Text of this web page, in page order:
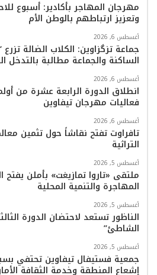
مهرجان المهاجر بأكادير: أسبوع
وتعزيز ارتباطهم بالوطن الأم
أغسطس 6, 2026
جماعة تزگزاوين: الكلاب الضالة
الساكنة والجماعة مطالبة بالتدخل
أغسطس 6, 2026
انطلاق الدورة الرابعة عشرة من
فعاليات مهرجان تيفاوين
أغسطس 6, 2026
تافراوت تفتح نقاشاً حول تثمين
التراثية
أغسطس 5, 2026
ملتقى «تاروا تمازيغت» بأملن
المهاجرة والتنمية المحلية
أغسطس 5, 2026
الناظور تستعد لاحتضان الدورة
الشاطئ”
أغسطس 5, 2026
جمعية فستيفال تيفاوين تحتفي
إشعاع المنطقة وخدمة الثقافة